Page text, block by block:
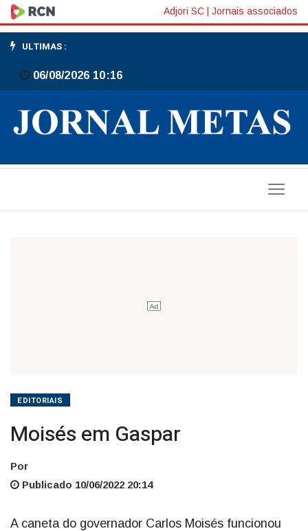
Moisés
em
Gaspar
Adjori SC Jornais associados
ULTIMAS :
06/08/2026 10:16
EDITORIAIS
Moisés em Gaspar
Por
Publicado 10/06/2022 20:14
A caneta do governador Carlos Moisés funcionou